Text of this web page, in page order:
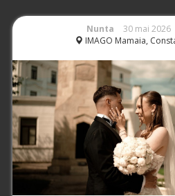
Nunta
30 mai 2026
IMAGO Mamaia,